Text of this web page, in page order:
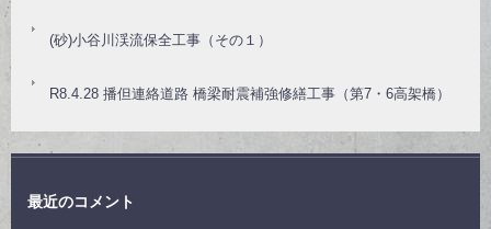
(砂)小谷川渓流保全工事（その１）
R8.4.28 播但連絡道路 橋梁耐震補強修繕工事（第7・6高架橋）
最近のコメント